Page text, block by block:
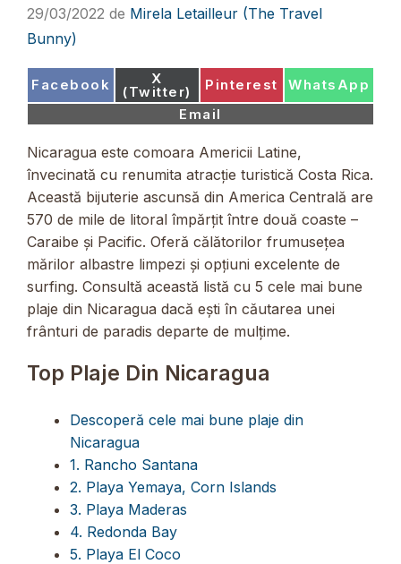
29/03/2022 de Mirela Letailleur (The Travel
Bunny)
Share
Facebook Share
on
X
(Twitter) Share
Pinterest Share
WhatsApp
Share
on
Email
Nicaragua este comoara Americii Latine,
învecinată cu renumita atracție turistică Costa Rica.
Această bijuterie ascunsă din America Centrală are
570 de mile de litoral împărțit între două coaste –
Caraibe și Pacific. Oferă călătorilor frumusețea
mărilor albastre limpezi și opțiuni excelente de
surfing. Consultă această listă cu 5 cele mai bune
plaje din Nicaragua dacă ești în căutarea unei
frânturi de paradis departe de mulțime.
Top Plaje Din Nicaragua
Descoperă cele mai bune plaje din
Nicaragua
1. Rancho Santana
2. Playa Yemaya, Corn Islands
3. Playa Maderas
4. Redonda Bay
5. Playa El Coco